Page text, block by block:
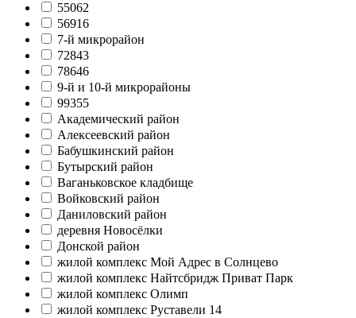
55062
56916
7-й микрорайон
72843
78646
9-й и 10-й микрорайоны
99355
Академический район
Алексеевский район
Бабушкинский район
Бутырский район
Ваганьковское кладбище
Войковский район
Даниловский район
деревня Новосёлки
Донской район
жилой комплекс Мой Адрес в Солнцево
жилой комплекс Найтсбридж Приват Парк
жилой комплекс Олимп
жилой комплекс Руставели 14